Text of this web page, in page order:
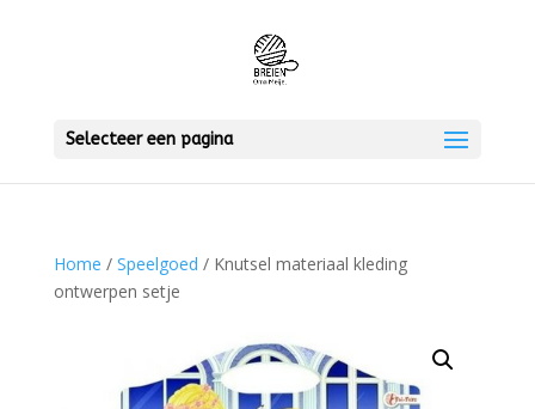
Selecteer een pagina
Home / Speelgoed / Knutsel materiaal kleding
ontwerpen setje